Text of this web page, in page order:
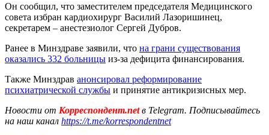
Он сообщил, что заместителем председателя Медицинского
совета избран кардиохирург Василий Лазоришинец,
секретарем – анестезиолог Сергей Дубров.
Ранее в Минздраве заявили, что на грани существования
оказались 332 больницы из-за дефицита финансирования.
Также Минздрав анонсировал реформирование
психиатрической службы и принятие антикризисных мер.
Новости от Корреспондент.netв Telegram. Подписывайтесь
на наш канал https://t.me/korrespondentnet